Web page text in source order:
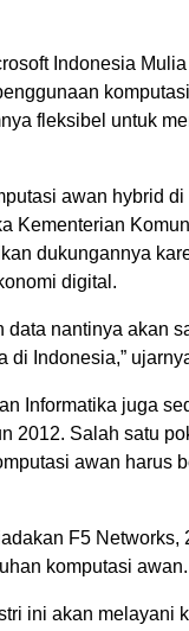
Indonesia
fleksibel untuk
awan hybrid
Kementerian
dukungannya
digital.
data nantinya akan
di Indonesia,”
Informatika juga
2012. Salah satu
awan harus
F5 Networks,
komputasi awan.
ini akan melayani